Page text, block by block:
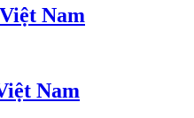
Nam
Nam